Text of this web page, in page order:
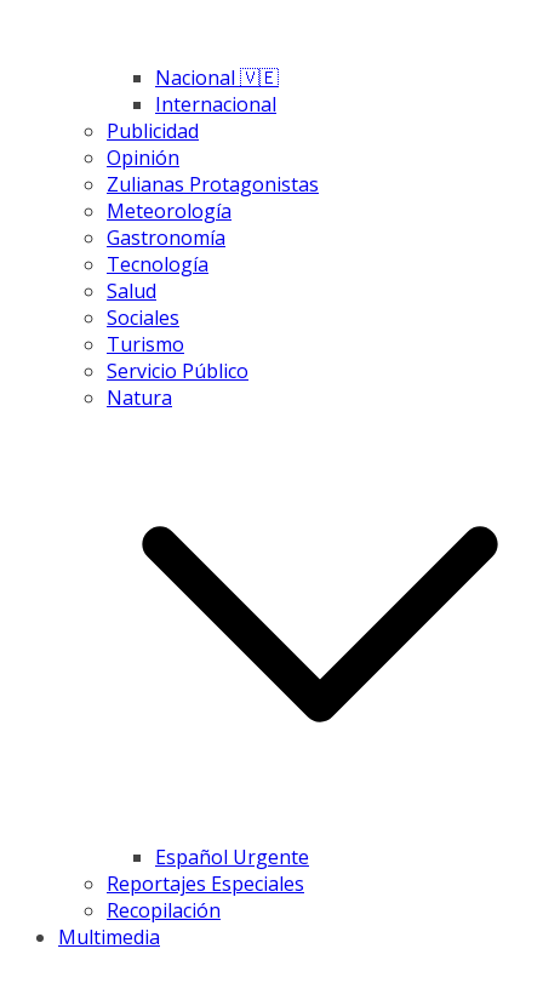
Nacional 🇻🇪
Internacional
Publicidad
Opinión
Zulianas Protagonistas
Meteorología
Gastronomía
Tecnología
Salud
Sociales
Turismo
Servicio Público
Natura
Español Urgente
Reportajes Especiales
Recopilación
Multimedia